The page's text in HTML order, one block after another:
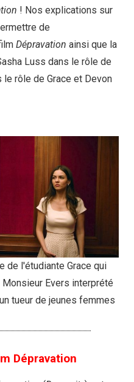
! Nos explications sur
de
Dépravation ainsi que la
Luss dans le rôle de
rôle de Grace et Devon
de l'étudiante Grace qui
Evers interprété
tueur de jeunes femmes
Dépravation